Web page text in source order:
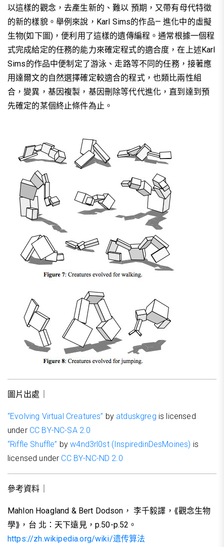
以這樣的觀念，去產生新的、難以 預期，又帶有母代特徵
的新的樣貌。舉例來說， Karl Sims的作品—進化中的虛擬
生物(如下圖)，便利用了這樣的遺傳編程。通常根據一個程
式完成給定的任務的能力來確定程式的適合度，在上述Karl
Sims的作品中便制定了游泳、走路等不同的任務，接著應
用達爾文的自然選擇確定較適合的程式，也類比兩性組
合，變異，基因複製，基因刪除等代代進化，直到達到預
先確定的某個終止條件為止。
圖片出處｜
“Evolving Virtual Creatures” by atduskgreg is licensed
under CC BY-NC-SA 2.0
“Riffle Shuffle” byw4nd3rl0st (InspiredinDesMoines) is
licensed under CC BY-NC-ND 2.0
參考資料｜
Mahlon Hoagland & Bert Dodson ， 李千毅譯， ⟪觀念生物
學⟫ ，台 北：天下遠見， p.50-p.52 。
https://zh.wikipedia.org/wiki/遗传算法